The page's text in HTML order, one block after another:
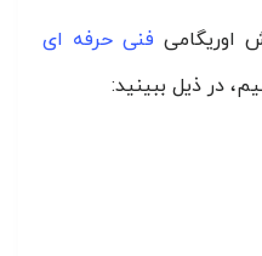
اوریگامی فنی حرفه ای
در ذیل ببینید: